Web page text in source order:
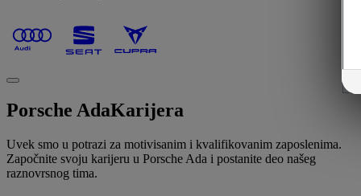
Porsche AdaKarijera
Uvek smo u potrazi za motivisanim i kvalifikovanim zaposlenima.
Započnite svoju karijeru u Porsche Ada i postanite deo našeg
raznovrsnog tima.